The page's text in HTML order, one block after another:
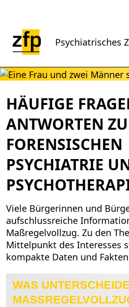
Psychiatrisches
HÄUFIGE
ANTWORTEN
FORENSISCHEN
PSYCHIATRIE
Viele Bürgerinnen und
aufschlussreiche
Maßregelvollzug. Zu den
Mittelpunkt des Interesses
kompakte Daten und
WAS